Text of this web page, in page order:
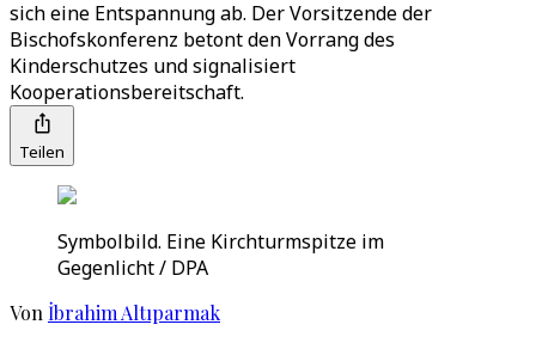
sich eine Entspannung ab. Der Vorsitzende der
Bischofskonferenz betont den Vorrang des
Kinderschutzes und signalisiert
Kooperationsbereitschaft.
Teilen
Symbolbild. Eine Kirchturmspitze im
Gegenlicht / DPA
Von İbrahim Altıparmak